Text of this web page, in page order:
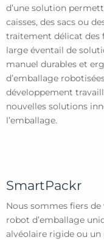
d’une solution
caisses, des sacs ou
traitement délicat des
large éventail de
manuel durables et
d’emballage
développement
nouvelles solutions
l’emballage.
SmartPackr
Nous sommes fiers
robot d’emballage
alvéolaire rigide ou